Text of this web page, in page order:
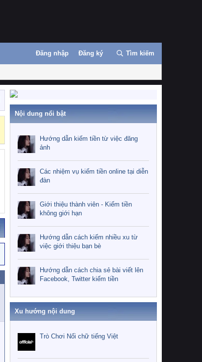
Đăng nhập Đăng ký Tìm kiếm
Nội dung nổi bật
Hướng dẫn kiếm tiền từ việc đăng
ảnh
Các nhiệm vụ kiếm tiền online tại diễn
đàn
Giới thiệu thành viên - Kiếm tiền
không giới hạn
Hướng dẫn cách kiếm nhiều xu từ
việc giới thiệu bạn bè
Hướng dẫn cách chia sẻ bài viết lên
Facebook, Twitter kiếm tiền
Xu hướng nội dung
Trò Chơi Nối chữ tiếng Việt